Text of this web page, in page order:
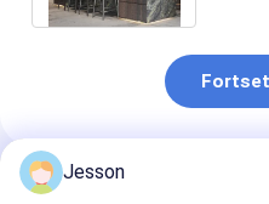
Empfohlene Produkte
Jesson